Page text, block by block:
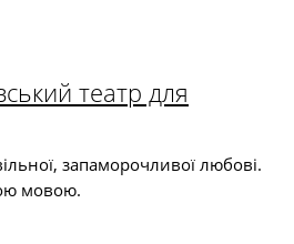
театр для
запаморочливої любові.
мовою.